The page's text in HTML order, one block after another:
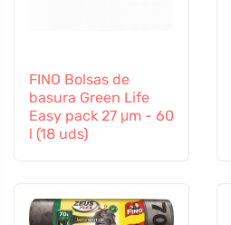
FINO Bolsas de
basura Green Life
Easy pack 27 μm - 60
l (18 uds)